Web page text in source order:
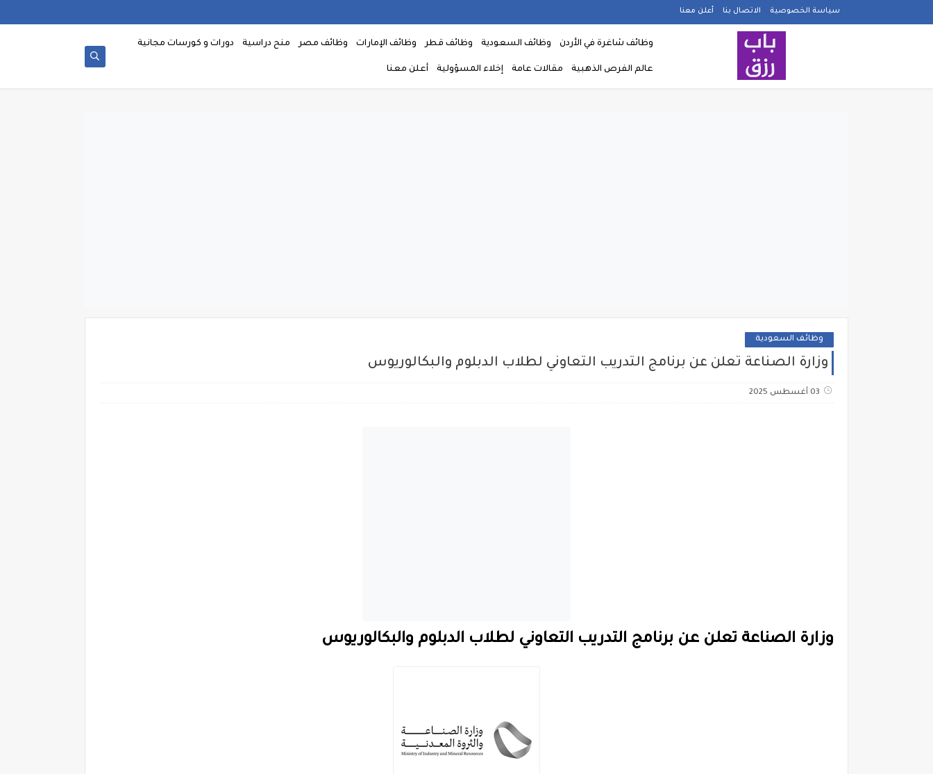
سياسة الخصوصية الاتصال بنا أعلن معنا
وظائف شاغرة في الأردن وظائف السعودية وظائف قطر وظائف الإمارات وظائف مصر منح دراسية دورات و كورسات مجانية
عالم الفرص الذهبية مقالات عامة إخلاء المسؤولية أعلن معنا
وظائف السعودية
وزارة الصناعة تعلن عن برنامج التدريب التعاوني لطلاب الدبلوم والبكالوريوس
03 أغسطس 2025
وزارة الصناعة تعلن عن برنامج التدريب التعاوني لطلاب الدبلوم والبكالوريوس